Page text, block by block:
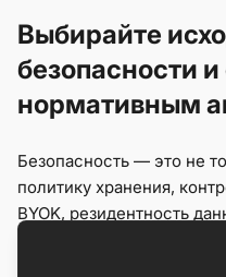
Выбирайте
безопасности и
нормативным
Безопасность — это не
политику хранения,
BYOK, резидентность
Регулируемые